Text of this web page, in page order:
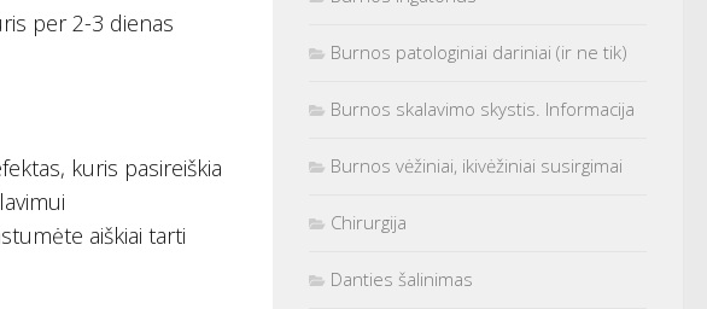
per 2-3 dienas
kuris pasireiškia
aiškiai tarti
Burnos patologiniai dariniai (ir ne tik)
Burnos skalavimo skystis. Informacija
Burnos vėžiniai, ikivėžiniai susirgimai
Chirurgija
Danties šalinimas